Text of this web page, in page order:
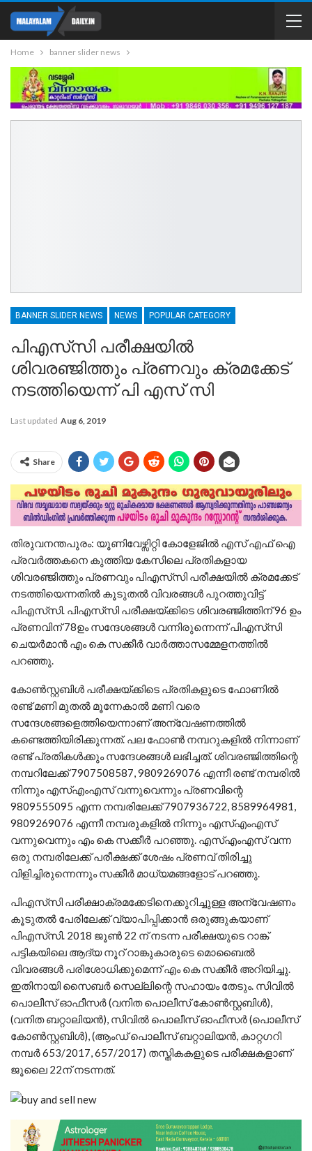
Home banner slider news
BANNER SLIDER NEWS NEWS POPULAR CATEGORY
പിഎസ്‍സി പരീക്ഷയിൽ
ശിവരഞ്ജിത്തും പ്രണവും ക്രമക്കേട്
നടത്തിയെന്ന് പി എസ് സി
Last updated Aug 6, 2019
Share
തിരുവനന്തപുരം: യൂണിവേഴ്സിറ്റി കോളേജിൽ എസ് എഫ് ഐ
പ്രവർത്തകനെ കുത്തിയ കേസിലെ പ്രതികളായ
ശിവരഞ്ജിത്തും പ്രണവും പിഎസ്‍സി പരീക്ഷയിൽ ക്രമക്കേട്
നടത്തിയെന്നതിൽ കൂടുതൽ വിവരങ്ങൾ പുറത്തുവിട്ട്
പിഎസ്‌സി. പിഎസ്‍സി പരീക്ഷയ്ക്കിടെ ശിവരഞ്ജിത്തിന് 96 ഉം
പ്രണവിന് 78ഉം സന്ദേശങ്ങൾ വന്നിരുന്നെന്ന് പിഎസ്‌സി
ചെയർമാൻ എം കെ സക്കീർ വാര്‍ത്താസമ്മേളനത്തില്‍
പറഞ്ഞു.
കോൺസ്റ്റബിൾ പരീക്ഷയ്ക്കിടെ പ്രതികളുടെ ഫോണിൽ
രണ്ട് മണി മുതൽ മൂന്നേകാല്‍ മണി വരെ
സന്ദേശങ്ങളെത്തിയെന്നാണ് അന്വേഷണത്തില്‍
കണ്ടെത്തിയിരിക്കുന്നത്. പല ഫോണ്‍ നമ്പറുകളില്‍ നിന്നാണ്
രണ്ട് പ്രതികള്‍ക്കും സന്ദേശങ്ങള്‍ ലഭിച്ചത്. ശിവരഞ്ജിത്തിന്റെ
നമ്പറിലേക്ക് 7907508587, 9809269076 എന്നീ രണ്ട് നമ്പരിൽ
നിന്നും എസ്എംഎസ് വന്നുവെന്നും പ്രണവിന്റെ
9809555095 എന്ന നമ്പരിലേക്ക് 7907936722, 8589964981,
9809269076 എന്നീ നമ്പരുകളിൽ നിന്നും എസ്എംഎസ്
വന്നുവെന്നും എം കെ സക്കീർ പറഞ്ഞു. എസ്എംഎസ് വന്ന
ഒരു നമ്പരിലേക്ക് പരീക്ഷക്ക് ശേഷം പ്രണവ് തിരിച്ചു
വിളിച്ചിരുന്നെന്നും സക്കീർ മാധ്യമങ്ങളോട് പറഞ്ഞു.
പിഎസ്‍സി പരീക്ഷാക്രമക്കേടിനെക്കുറിച്ചുള്ള അന്വേഷണം
കൂടുതല്‍ പേരിലേക്ക് വ്യാപിപ്പിക്കാന്‍ ഒരുങ്ങുകയാണ്
പിഎസ്‍സി. 2018 ജൂണ്‍ 22 ന് നടന്ന പരീക്ഷയുടെ റാങ്ക്
പട്ടികയിലെ ആദ്യ നൂറ് റാങ്കുകാരുടെ മൊബൈൽ
വിവരങ്ങള്‍ പരിശോധിക്കുമെന്ന് എം കെ സക്കീർ അറിയിച്ചു.
ഇതിനായി സൈബർ സെല്ലിന്റെ സഹായം തേടും. സിവിൽ
പൊലീസ് ഓഫീസർ ‍(വനിത പൊലീസ് കോണ്‍സ്റ്റബിള്‍),
(വനിത ബറ്റാലിയന്‍), സിവില്‍ പൊലീസ് ഓഫീസർ ‍(പൊലീസ്
കോണ്‍സ്റ്റബിള്‍), (ആംഡ് പൊലീസ് ബറ്റാലിയന്‍, കാറ്റഗറി
നമ്പര്‍ 653/2017, 657/2017) തസ്തികകളുടെ പരീക്ഷകളാണ്
ജൂലൈ 22ന് നടന്നത്.